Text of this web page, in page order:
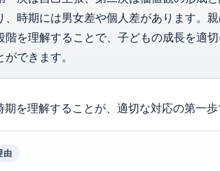
、時期には男女差や個人差があります。
階を理解することで、子どもの成長を適
できます。
期を理解することが、適切な対応の第一
由